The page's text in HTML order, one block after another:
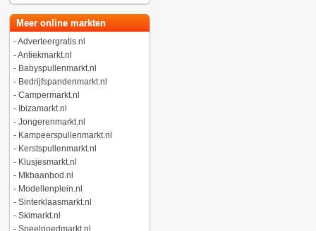
Meer online markten
-Adverteergratis.nl
-Antiekmarkt.nl
- Babyspullenmarkt.nl
- Bedrijfspandenmarkt.nl
- Campermarkt.nl
- Ibizamarkt.nl
- Jongerenmarkt.nl
- Kampeerspullenmarkt.nl
- Kerstspullenmarkt.nl
- Klusjesmarkt.nl
- Mkbaanbod.nl
- Modellenplein.nl
- Sinterklaasmarkt.nl
- Skimarkt.nl
- Speelgoedmarkt.nl